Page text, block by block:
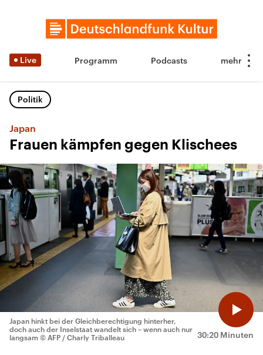
Live Programm Podcasts
Politik
Japan
Frauen kämpfen gegen Klischees
30:20 Minuten
Japan hinkt bei der Gleichberechtigung hinterher,
doch auch der Inselstaat wandelt sich – wenn auch nur
langsam © AFP / Charly Triballeau